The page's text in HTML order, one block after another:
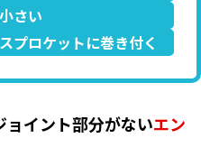
さい
プロケットに巻き付く
イント部分がないエン